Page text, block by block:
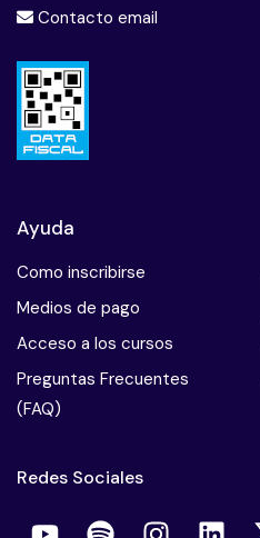
Contacto email
Ayuda
Como inscribirse
Medios de pago
Acceso a los cursos
Preguntas Frecuentes
(FAQ)
Redes Sociales